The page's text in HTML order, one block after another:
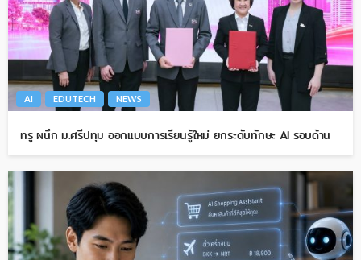
AI EDUTECH NEWS
ทรู ผนึก ม.ศรีปทุม ออกแบบการเรียนรู้ใหม่ ยกระดับทักษะ AI รอบด้าน